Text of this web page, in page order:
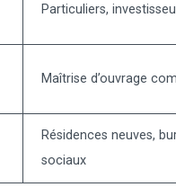
Particuliers,
Maîtrise d’ouvrage
Résidences neuves,
sociaux